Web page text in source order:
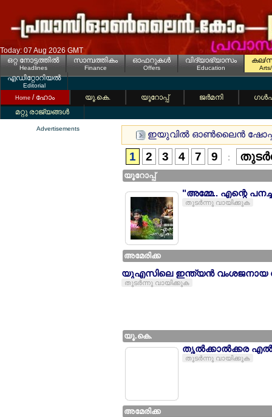
Today: 07 Aug 2026 GMT
ഒറ്റ നോട്ടത്തില്‍
Headlines
സാമ്പത്തികം
Finance
ഓഫറുകള്‍
Offers
വിദ്യാഭ്യാസം
Education
കല/
എഡിറ്റോറിയല്‍
Editorial
Home / ഹോം യൂ.കെ. യൂറോപ്പ് ജര്‍മനി
മറ്റു രാജ്യങ്ങള്‍
Advertisements
ഇയുവില്‍ ഓണ്‍ലൈന്‍
1 2 3 4 7 9 :
യൂറോപ്പ്
"അമ്മേ.. എന്റെ
തുടര്‍ന്നു വായിക്കുക
അമേരിക്ക
യുഎസിലെ ഇന്ത്യന്‍ വംശജനായ
തുടര്‍ന്നു വായിക്കുക
യൂ.കെ.
തൃല്‍ക്കാല്‍ക്കര
തുടര്‍ന്നു വായിക്കുക
അമേരിക്ക